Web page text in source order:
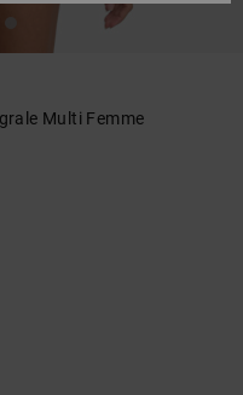
Multi Femme